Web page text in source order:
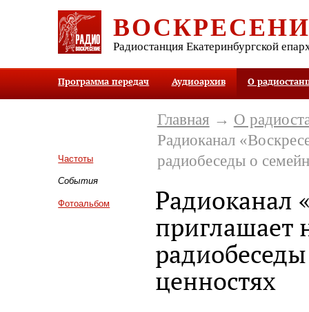
Радиостанция Екатеринбургской
Программа передач Аудиоархив О
Частоты
События
Фотоальбом
Главная → О
Радиоканал
радиобеседы о
Радиоканал
приглашает
ценностях